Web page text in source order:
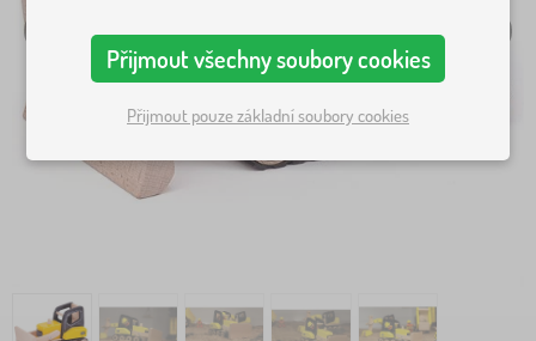
Přijmout všechny soubory cookies
Přijmout pouze základní soubory cookies